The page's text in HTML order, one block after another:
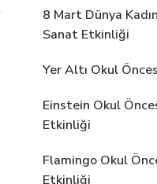
8 Mart Dünya
Sanat Etkinliği
Yer Altı Okul
Einstein Okul
Etkinliği
Flamingo Okul
Etkinliği